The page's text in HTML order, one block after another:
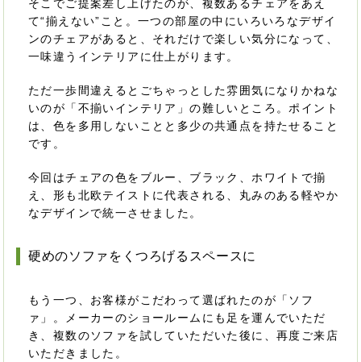
そこでご提案差し上げたのが、複数あるチェアをあえ
て“揃えない”こと。一つの部屋の中にいろいろなデザイ
ンのチェアがあると、それだけで楽しい気分になって、
一味違うインテリアに仕上がります。
ただ一歩間違えるとごちゃっとした雰囲気になりかねな
いのが「不揃いインテリア」の難しいところ。ポイント
は、色を多用しないことと多少の共通点を持たせること
です。
今回はチェアの色をブルー、ブラック、ホワイトで揃
え、形も北欧テイストに代表される、丸みのある軽やか
なデザインで統一させました。
硬めのソファをくつろげるスペースに
もう一つ、お客様がこだわって選ばれたのが「ソフ
ァ」。メーカーのショールームにも足を運んでいただ
き、複数のソファを試していただいた後に、再度ご来店
いただきました。